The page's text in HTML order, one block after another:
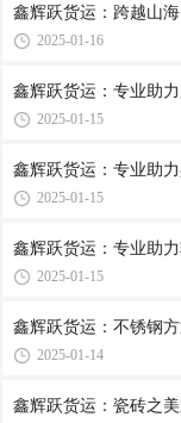
鑫辉跃货运：跨越山
2025-01-16
鑫辉跃货运：专业助
2025-01-15
鑫辉跃货运：专业助
2025-01-15
鑫辉跃货运：专业助
2025-01-15
鑫辉跃货运：不锈钢
2025-01-14
鑫辉跃货运：瓷砖之